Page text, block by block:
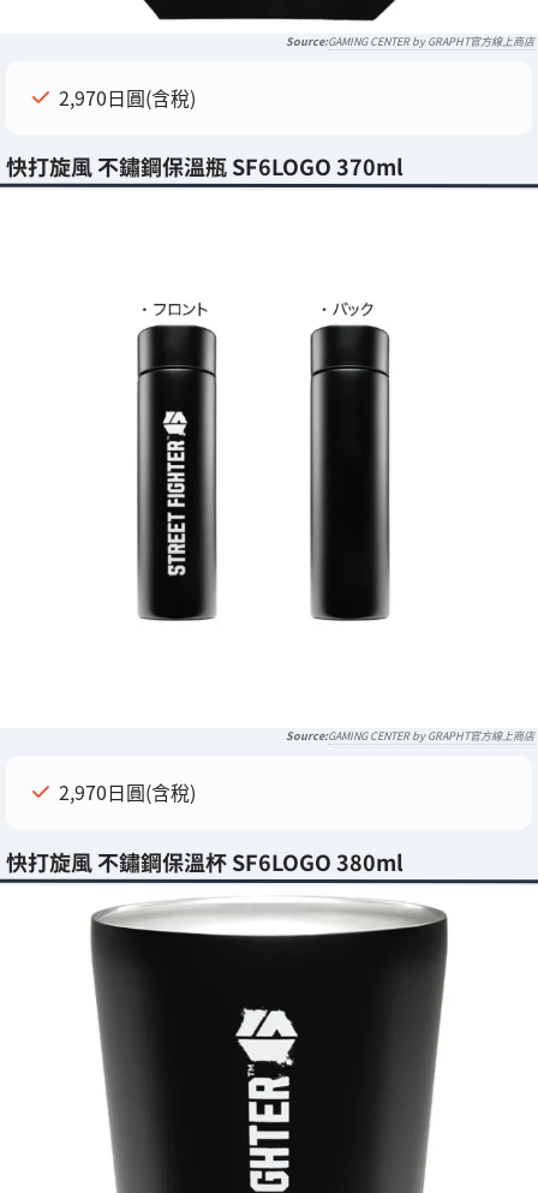
GAMING CENTER by GRAPHT官方線上商店
2,970日圓(含稅)
快打旋風 不鏽鋼保溫瓶 SF6LOGO 370ml
GAMING CENTER by GRAPHT官方線上商店
2,970日圓(含稅)
快打旋風 不鏽鋼保溫杯 SF6LOGO 380ml